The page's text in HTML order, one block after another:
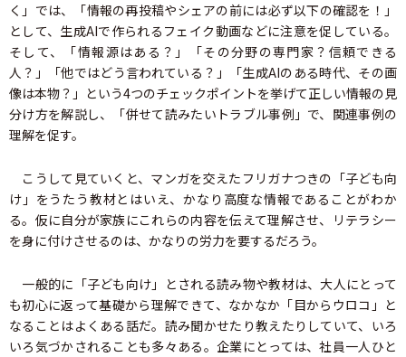
く」では、「情報の再投稿やシェアの前には必ず以下の確認を！」
として、生成AIで作られるフェイク動画などに注意を促している。
そして、「情報源はある？」「その分野の専門家？信頼できる
人？」「他ではどう言われている？」「生成AIのある時代、その画
像は本物？」という4つのチェックポイントを挙げて正しい情報の見
分け方を解説し、「併せて読みたいトラブル事例」で、関連事例の
理解を促す。
こうして見ていくと、マンガを交えたフリガナつきの「子ども向
け」をうたう教材とはいえ、かなり高度な情報であることがわか
る。仮に自分が家族にこれらの内容を伝えて理解させ、リテラシー
を身に付けさせるのは、かなりの労力を要するだろう。
一般的に「子ども向け」とされる読み物や教材は、大人にとって
も初心に返って基礎から理解できて、なかなか「目からウロコ」と
なることはよくある話だ。読み聞かせたり教えたりしていて、いろ
いろ気づかされることも多々ある。企業にとっては、社員一人ひと